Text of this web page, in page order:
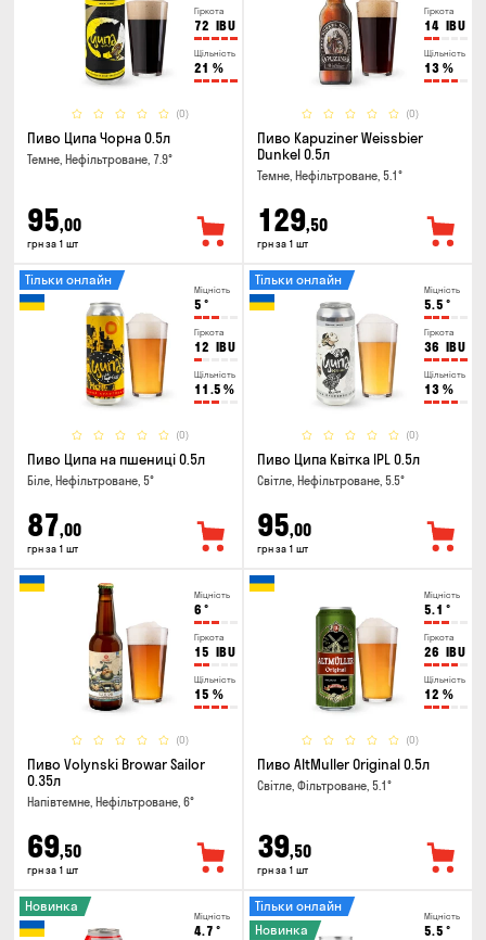
Гіркота
72 IBU
Щільність
21 %
(0)
Пиво Ципа Чорна 0.5л
Темне, Нефільтроване, 7.9°
95,00
грн за 1 шт
Гіркота
14 IBU
Щільність
13 %
(0)
Пиво Kapuziner Weissbier
Dunkel 0.5л
Темне, Нефільтроване, 5.1°
129,50
грн за 1 шт
Міцність
5 °
Гіркота
12 IBU
Щільність
11.5 %
(0)
Тільки онлайн
Пиво Ципа на пшениці 0.5л
Біле, Нефільтроване, 5°
87,00
грн за 1 шт
Міцність
5.5 °
Гіркота
36 IBU
Щільність
13 %
(0)
Тільки онлайн
Пиво Ципа Квітка IPL 0.5л
Світле, Нефільтроване, 5.5°
95,00
грн за 1 шт
Міцність
6 °
Гіркота
15 IBU
Щільність
15 %
(0)
Пиво Volynski Browar Sailor
0.35л
Напівтемне, Нефільтроване, 6°
69,50
грн за 1 шт
Міцність
5.1 °
Гіркота
26 IBU
Щільність
12 %
(0)
Пиво AltMuller Original 0.5л
Світле, Фільтроване, 5.1°
39,50
грн за 1 шт
Міцність
4.7 °
Новинка
Міцність
5.5 °
Тільки онлайн
Новинка